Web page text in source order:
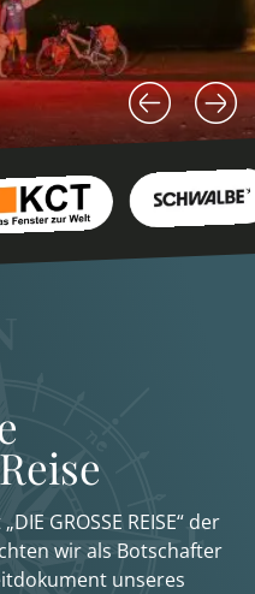
GROSSE REISE“ der
wir als Botschafter
unseres